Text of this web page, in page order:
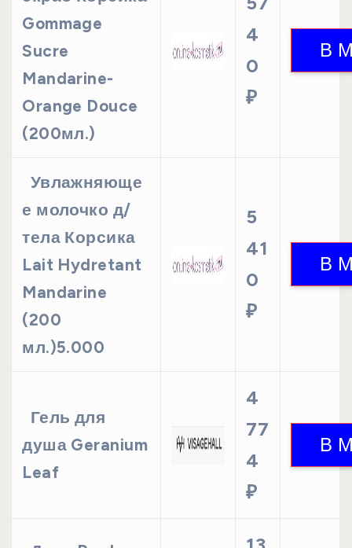
Gommage
Sucre
Mandarine-
Orange Douce
(200мл.)
4
0
₽
Увлажняюще
е молочко д/
тела Корсика
Lait Hydretant
Mandarine
(200
мл.)5.000
5
41
0
₽
Гель для
душа Geranium
Leaf
4
77
4
₽